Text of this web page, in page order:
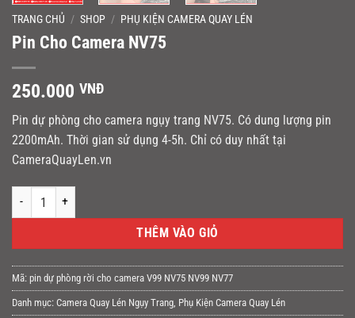
TRANG CHỦ / SHOP / PHỤ KIỆN CAMERA QUAY LÉN
Pin Cho Camera NV75
250.000 VNĐ
Pin dự phòng cho camera ngụy trang NV75. Có dung lượng pin
2200mAh. Thời gian sử dụng 4-5h. Chỉ có duy nhất tại
CameraQuayLen.vn
Pin Cho Camera NV75 số lượng
THÊM VÀO GIỎ
Mã: pin dự phòng rời cho camera V99 NV75 NV99 NV77
Danh mục: Camera Quay Lén Ngụy Trang Phụ Kiện Camera Quay Lén